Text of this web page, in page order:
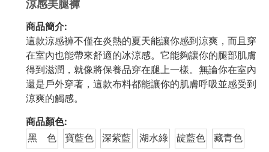
涼感美腿褲
商品簡介:
這款涼感褲不僅在炎熱的夏天能讓你感到涼爽，而且穿
在室內也能帶來舒適的冰涼感。它能夠讓你的腿部肌膚
得到滋潤，就像將保養品穿在腿上一樣。無論你在室內
還是戶外穿著，這款布料都能讓你的肌膚呼吸並感受到
涼爽的觸感。
商品顏色:
黑 色
寶藍色 深紫藍 湖水綠 靛藍色 藏青色